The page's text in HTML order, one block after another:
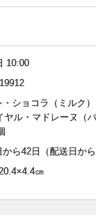
10:00
・ショコラ（ミルク
ヤル・マドレーヌ（
ら42日（配送日から
㎝